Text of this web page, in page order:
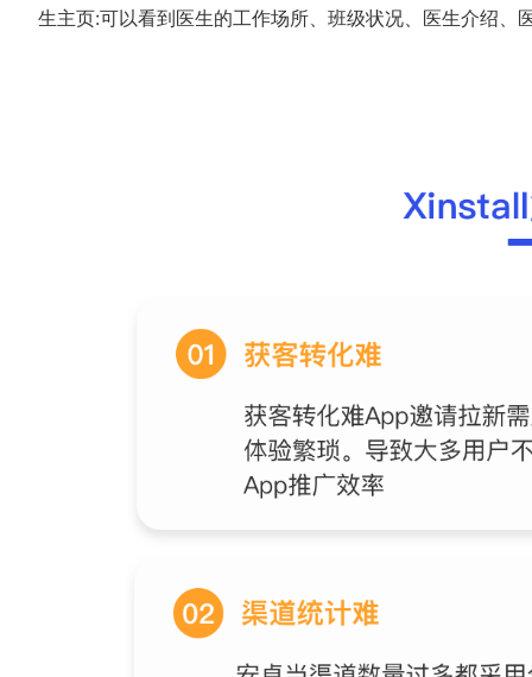
生主页:可以看到医生的工作场所、班级状况、医生介绍、